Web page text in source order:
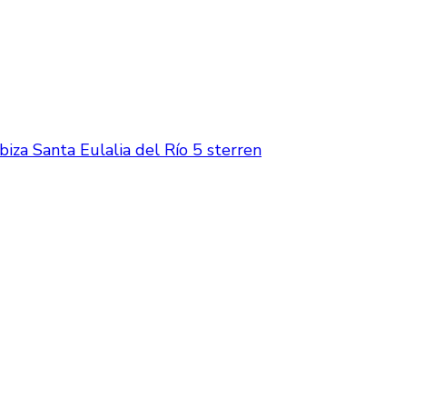
Santa Eulalia del Río 5 sterren